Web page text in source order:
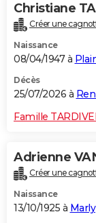
Christiane
Créer une
Naissance
08/04/1947 à
Décès
25/07/2026 à
Famille
Adrienne
Créer une
Naissance
13/10/1925 à Marly